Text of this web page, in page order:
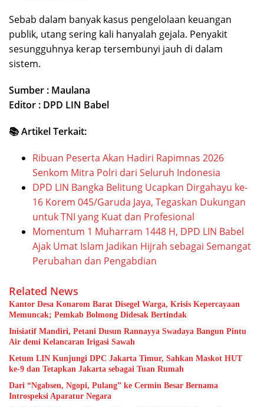
Sebab dalam banyak kasus pengelolaan keuangan
publik, utang sering kali hanyalah gejala. Penyakit
sesungguhnya kerap tersembunyi jauh di dalam
sistem.
Sumber : Maulana
Editor : DPD LIN Babel
📚 Artikel Terkait:
Ribuan Peserta Akan Hadiri Rapimnas 2026
Senkom Mitra Polri dari Seluruh Indonesia
DPD LIN Bangka Belitung Ucapkan Dirgahayu ke-
16 Korem 045/Garuda Jaya, Tegaskan Dukungan
untuk TNI yang Kuat dan Profesional
Momentum 1 Muharram 1448 H, DPD LIN Babel
Ajak Umat Islam Jadikan Hijrah sebagai Semangat
Perubahan dan Pengabdian
Related News
Kantor Desa Konarom Barat Disegel Warga, Krisis Kepercayaan
Memuncak; Pemkab Bolmong Didesak Bertindak
Inisiatif Mandiri, Petani Dusun Rannayya Swadaya Bangun Pintu
Air demi Kelancaran Irigasi Sawah
Ketum LIN Kunjungi DPC Jakarta Timur, Sahkan Maskot HUT
ke-9 dan Tetapkan Jakarta sebagai Tuan Rumah
Dari “Ngabsen, Ngopi, Pulang” ke Cermin Besar Bernama
Introspeksi Aparatur Negara